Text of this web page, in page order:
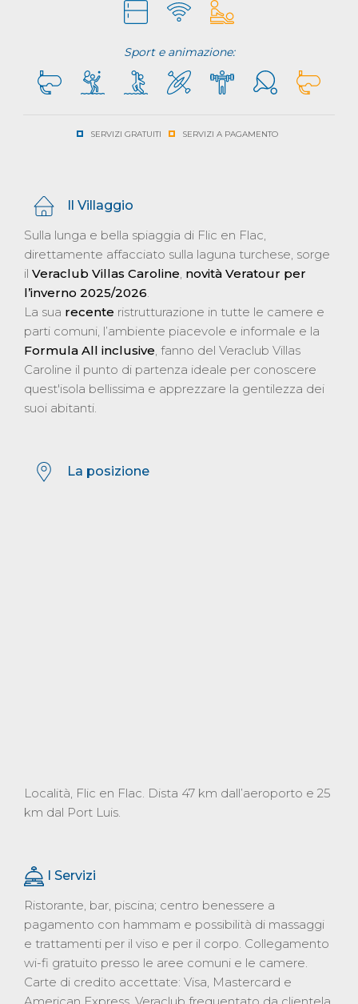
Sport e animazione:
SERVIZI GRATUITI SERVIZI A PAGAMENTO
Il Villaggio
Sulla lunga e bella spiaggia di Flic en Flac,
direttamente affacciato sulla laguna turchese, sorge
il Veraclub Villas Caroline novità Veratour per
l’inverno 2025/2026
La sua recente ristrutturazione in tutte le camere e
parti comuni, l’ambiente piacevole e informale e la
Formula All inclusive , fanno del Veraclub Villas
Caroline il punto di partenza ideale per conoscere
quest'isola bellissima e apprezzare la gentilezza dei
suoi abitanti.
La posizione
Località, Flic en Flac. Dista 47 km dall’aeroporto e 25
km dal Port Luis.
I Servizi
Ristorante, bar, piscina; centro benessere a
pagamento con hammam e possibilità di massaggi
e trattamenti per il viso e per il corpo. Collegamento
wi-fi gratuito presso le aree comuni e le camere.
Carte di credito accettate: Visa, Mastercard e